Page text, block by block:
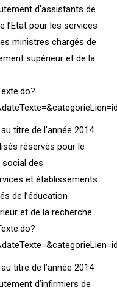
d’assistants de
l’Etat pour les services
ministres chargés de
supérieur et de la
titre de l’année 2014
réservés pour le
social des
et établissements
de l’éducation
et de la recherche
titre de l’année 2014
d’infirmiers de